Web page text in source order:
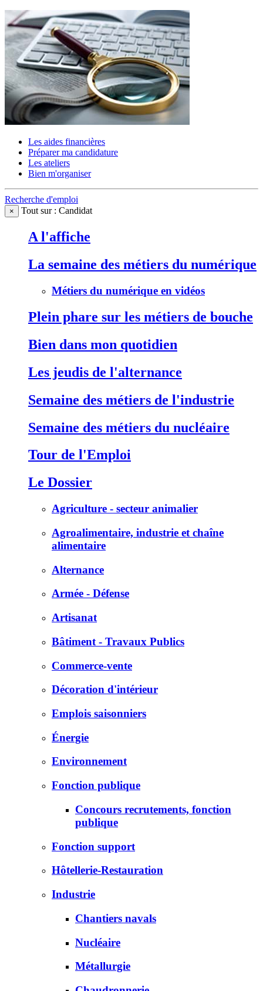
Les aides financières
Préparer ma candidature
Les ateliers
Bien m'organiser
Recherche d'emploi
× Tout sur : Candidat
A l'affiche
La semaine des métiers du numérique
Métiers du numérique en vidéos
Plein phare sur les métiers de bouche
Bien dans mon quotidien
Les jeudis de l'alternance
Semaine des métiers de l'industrie
Semaine des métiers du nucléaire
Tour de l'Emploi
Le Dossier
Agriculture - secteur animalier
Agroalimentaire, industrie et chaîne
alimentaire
Alternance
Armée - Défense
Artisanat
Bâtiment - Travaux Publics
Commerce-vente
Décoration d'intérieur
Emplois saisonniers
Énergie
Environnement
Fonction publique
Concours recrutements, fonction
publique
Fonction support
Hôtellerie-Restauration
Industrie
Chantiers navals
Nucléaire
Métallurgie